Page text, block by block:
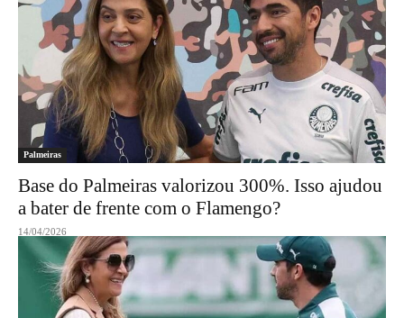
Palmeiras
Base do Palmeiras valorizou 300%. Isso ajudou
a bater de frente com o Flamengo?
14/04/2026